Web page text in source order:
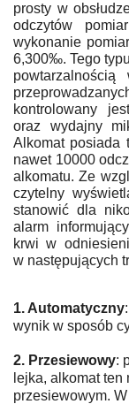
prosty w
odczytów
wykonanie
6,300‰. Tego
kontrolowany
oraz wydajny
Alkomat posiada
nawet 10000
alkomatu. Ze
czytelny
stanowić dla
alarm
krwi w
w następujących
1. Automatyczny
wynik w sposób
2. Przesiewowy:
lejka, alkomat
przesiewowym.